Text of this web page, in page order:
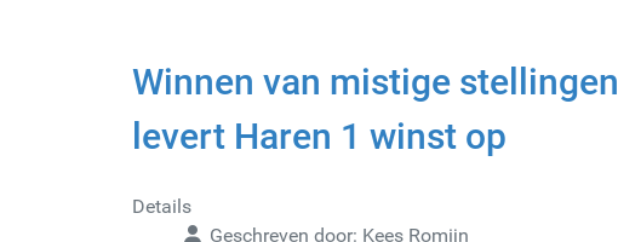
Winnen van mistige stellingen
levert Haren 1 winst op
Details
Geschreven door: Kees Romijn